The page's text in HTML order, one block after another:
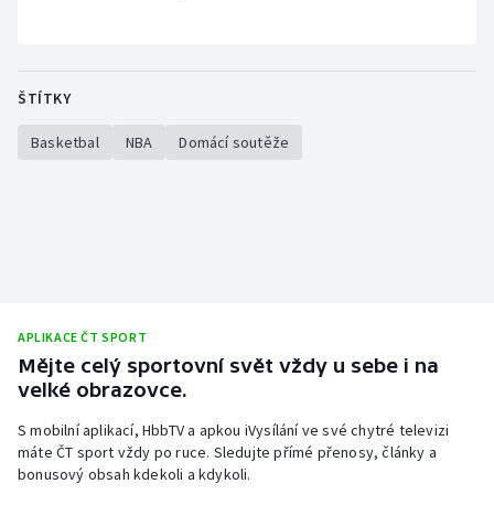
ŠTÍTKY
Basketbal NBA Domácí soutěže
APLIKACE ČT SPORT
Mějte celý sportovní svět vždy u sebe i na
velké obrazovce.
S mobilní aplikací, HbbTV a apkou iVysílání ve své chytré televizi
máte ČT sport vždy po ruce. Sledujte přímé přenosy, články a
bonusový obsah kdekoli a kdykoli.